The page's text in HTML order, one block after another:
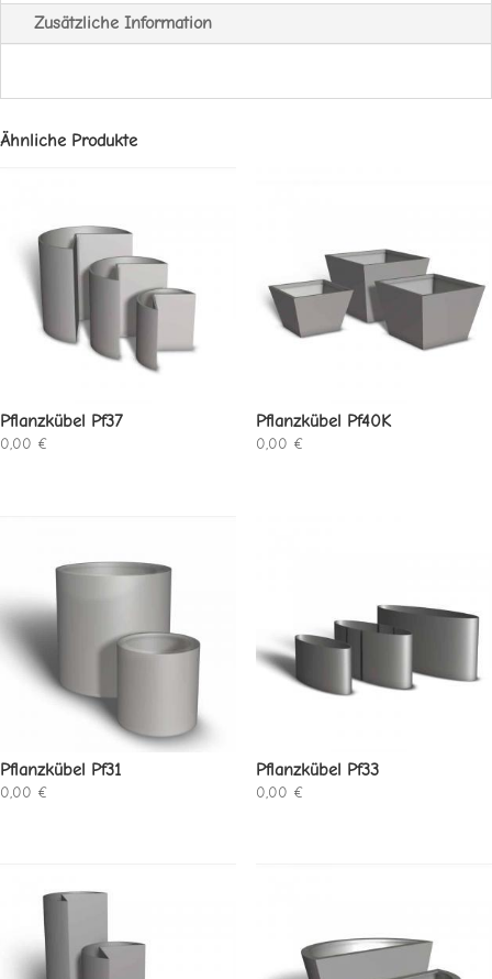
Zusätzliche Information
Ähnliche Produkte
Pflanzkübel Pf37
0,00 €
Pflanzkübel Pf40K
0,00 €
Pflanzkübel Pf31
0,00 €
Pflanzkübel Pf33
0,00 €